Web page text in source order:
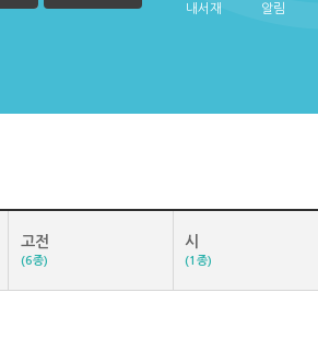
내서재 알림
고전
(6종)
시
(1종)